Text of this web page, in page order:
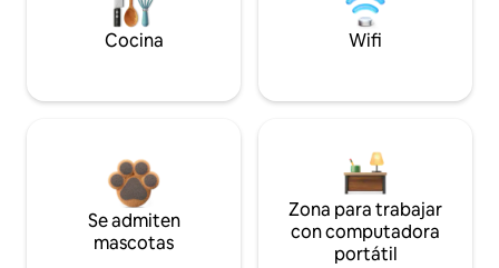
Cocina Wifi
Se admiten
mascotas
Zona para trabajar
con computadora
portátil